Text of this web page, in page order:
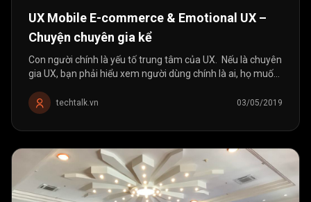
UX Mobile E-commerce & Emotional UX –
Chuyện chuyên gia kể
Con người chính là yếu tố trung tâm của UX. Nếu là chuyên
gia UX, bạn phải hiểu xem người dùng chính là ai, họ muốn
thiết... techtalk.vn 03/05/2019